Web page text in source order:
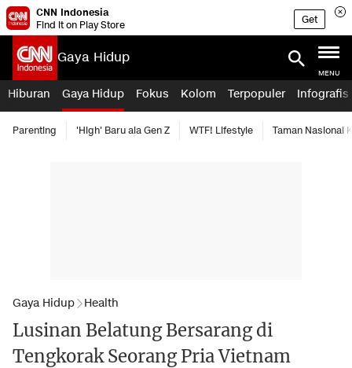
CNN Indonesia
Find it on Play Store
Get
Gaya Hidup
MENU
Hiburan Gaya Hidup Fokus Kolom Terpopuler Infografis
Parenting 'High' Baru ala Gen Z WTF! Lifestyle Taman Nasional
Gaya Hidup Health
Lusinan Belatung Bersarang di
Tengkorak Seorang Pria Vietnam